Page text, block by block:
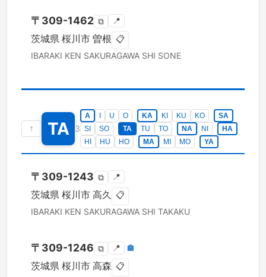
〒 309-1462 ⧉ 📍
茨城県 桜川市 曽根 📋
IBARAKI KEN SAKURAGAWA SHI SONE
↑ TA 3
A U O KA KI KU KO
SA
SI
SO TA TU TO NA NI
HA
HI
HU HO MA MI MO YA
〒 309-1243 ⧉ 📍
茨城県 桜川市 高久 📋
IBARAKI KEN SAKURAGAWA SHI TAKAKU
〒 309-1246 ⧉ 📍 🏣
茨城県 桜川市 高森 📋